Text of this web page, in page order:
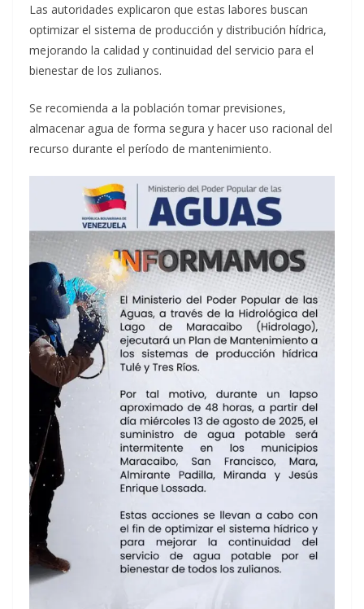
Las autoridades explicaron que estas labores buscan
optimizar el sistema de producción y distribución hídrica,
mejorando la calidad y continuidad del servicio para el
bienestar de los zulianos.
Se recomienda a la población tomar previsiones,
almacenar agua de forma segura y hacer uso racional del
recurso durante el período de mantenimiento.